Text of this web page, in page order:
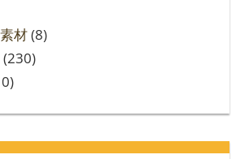
材(8)
(230)